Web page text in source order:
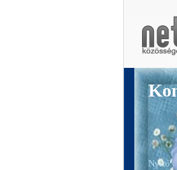
Nyitó